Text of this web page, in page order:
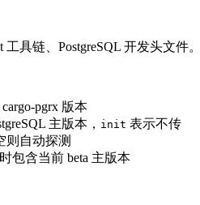
工具链、PostgreSQL 开发头文件
pgrx 版本
主版本， init 表示不传
则自动探测
包含当前 beta 主版本